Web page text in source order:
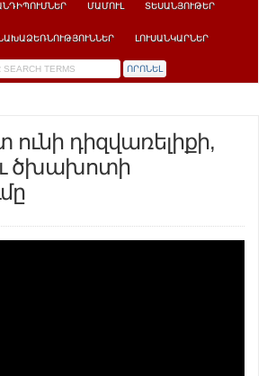
ՄԱՄՈՒԼ ՏԵՍԱՆՅՈՒԹԵՐ
ԼՈՒՍԱՆԿԱՐՆԵՐ
ունի դիզվառելիքի,
ծխախոտի